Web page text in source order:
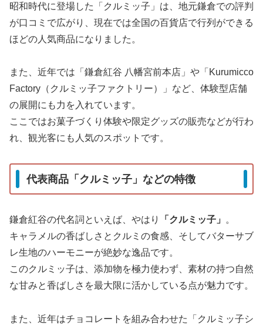
昭和時代に登場した「クルミッ子」は、地元鎌倉での評判
が口コミで広がり、現在では全国の百貨店で行列ができる
ほどの人気商品になりました。
また、近年では「鎌倉紅谷 八幡宮前本店」や「Kurumicco
Factory（クルミッ子ファクトリー）」など、体験型店舗
の展開にも力を入れています。
ここではお菓子づくり体験や限定グッズの販売などが行わ
れ、観光客にも人気のスポットです。
代表商品「クルミッ子」などの特徴
鎌倉紅谷の代名詞といえば、やはり 「クルミッ子」
。
キャラメルの香ばしさとクルミの食感、そしてバターサブ
レ生地のハーモニーが絶妙な逸品です。
このクルミッ子は、添加物を極力使わず、素材の持つ自然
な甘みと香ばしさを最大限に活かしている点が魅力です。
また、近年はチョコレートを組み合わせた「クルミッ子シ